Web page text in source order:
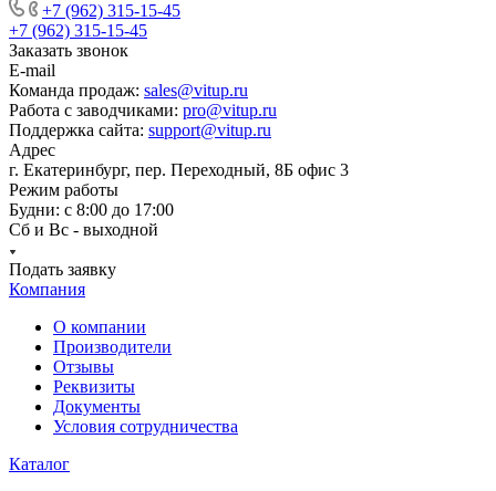
+7 (962) 315-15-45
+7 (962) 315-15-45
Заказать звонок
E-mail
Команда продаж: sales@vitup.ru
Работа с заводчиками: pro@vitup.ru
Поддержка сайта: support@vitup.ru
Адрес
г. Екатеринбург, пер. Переходный, 8Б офис 3
Режим работы
Будни: с 8:00 до 17:00
Сб и Вс - выходной
Подать заявку
Компания
О компании
Производители
Отзывы
Реквизиты
Документы
Условия сотрудничества
Каталог